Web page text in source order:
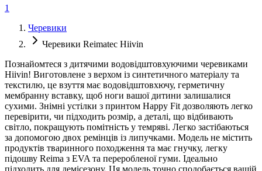
1
Черевики
Черевики Reimatec Hiivin
Познайомтеся з дитячими водовідштовхуючими черевиками
Hiivin! Виготовлене з верхом із синтетичного матеріалу та
текстилю, це взуття має водовідштовхючу, герметичну
мембранну вставку, щоб ноги вашої дитини залишалися
сухими. Знімні устілки з принтом Happy Fit дозволяють легко
перевірити, чи підходить розмір, а деталі, що відбивають
світло, покращують помітність у темряві. Легко застібаються
за допомогою двох ремінців із липучками. Модель не містить
продуктів тваринного походження та має гнучку, легку
підошву Reima з EVA та переробленої гуми. Ідеально